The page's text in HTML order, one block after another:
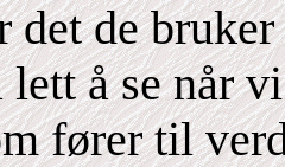
det de
lett å se når
fører til